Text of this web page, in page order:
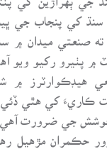
سنڌ کي پنجاب جي
ته صنعتي ميدان ۾
۾ پٺيرو رکيو ويو
هيڊڪوارٽرز ۾
ڪاريءَ کي هٿي
جي ضرورت آهي.
حڪمران مڙهيل